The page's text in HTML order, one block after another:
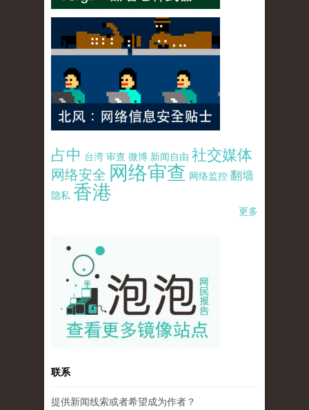
占中 台湾 审查 微博 新闻自由 社交媒体
网络安全 网络审查 网络监控 翻墙
隐私 香港
更多
pao-pao-banner-mirror-site-120814.jpg
联系
提供新闻线索或者希望成为作者？